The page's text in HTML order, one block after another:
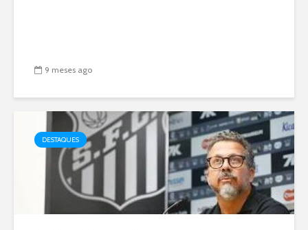
9 meses ago
DESTAQUES